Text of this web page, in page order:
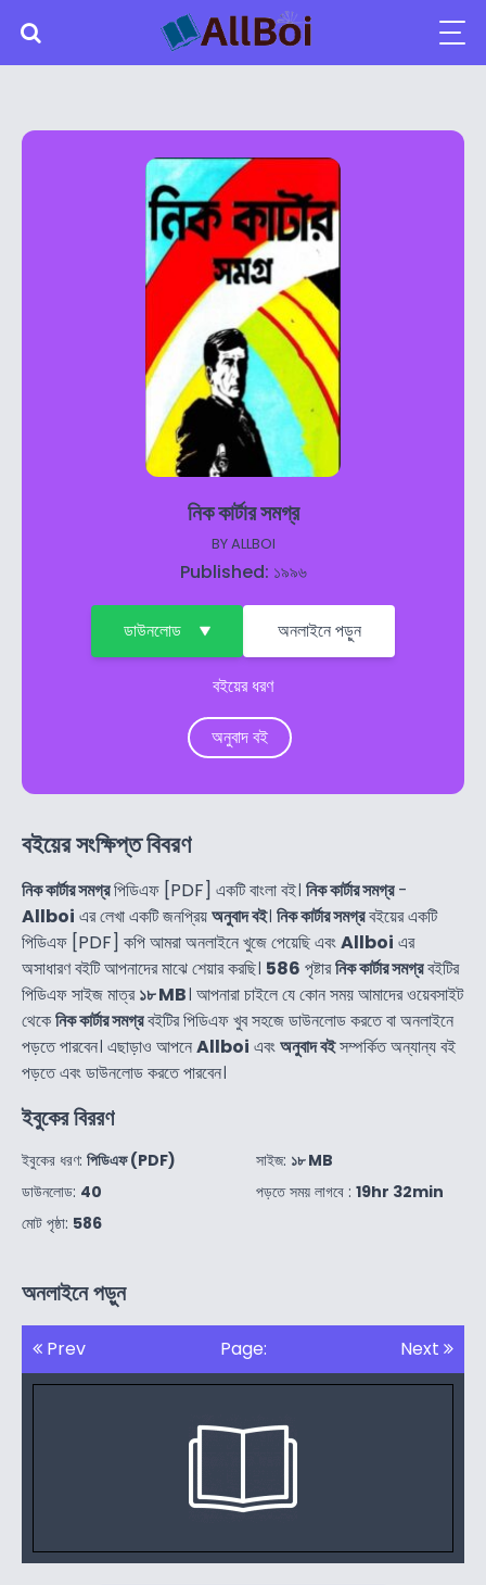
নিক কার্টার সমগ্র
BYALLBOI
Published: ১৯৯৬
ডাউনলোড অনলাইনে পড়ুন
বইয়ের ধরণ
অনুবাদ বই
বইয়ের সংক্ষিপ্ত বিবরণ
নিক কার্টার সমগ্রপিডিএফ [PDF] একটি বাংলা বই। নিক কার্টার সমগ্র-
Allboi এর লেখা একটি জনপ্রিয়অনুবাদ বই। নিক কার্টার সমগ্রবইয়ের একটি
পিডিএফ [PDF] কপি আমরা অনলাইনে খুজে পেয়েছি এবংAllboi এর
অসাধারণ বইটি আপনাদের মাঝে শেয়ার করছি। 586 পৃষ্টারনিক কার্টার সমগ্রবইটির
পিডিএফ সাইজ মাত্র১৮ MB। আপনারা চাইলে যে কোন সময় আমাদের ওয়েবসাইট
থেকেনিক কার্টার সমগ্রবইটির পিডিএফ খুব সহজে ডাউনলোড করতে বা অনলাইনে
পড়তে পারবেন। এছাড়াও আপনেAllboi এবংঅনুবাদ বইসম্পর্কিত অন্যান্য বই
পড়তে এবং ডাউনলোড করতে পারবেন।
ইবুকের বিররণ
ইবুকের ধরণ: পিডিএফ (PDF)
ডাউনলোড: 40
মোট পৃষ্ঠা: 586
সাইজ: ১৮ MB
পড়তে সময় লাগবে : 19hr 32min
অনলাইনে পড়ুন
Prev Page: Next